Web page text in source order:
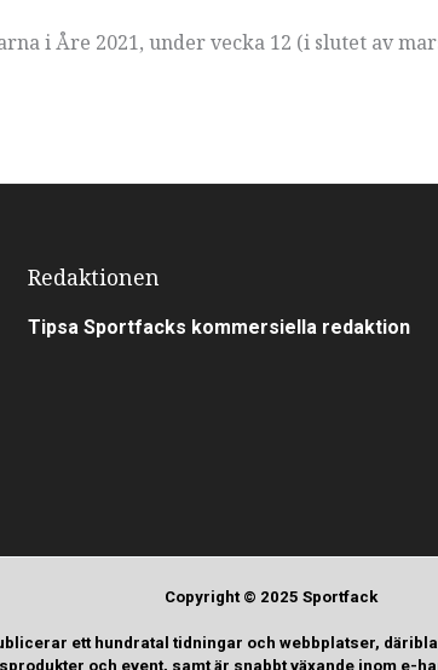
i Åre 2021, under vecka 12 (i slutet av
Redaktionen
Tipsa Sportfacks kommersiella redaktion
Copyright © 2025 Sportfack
ett hundratal tidningar och webbplatser,
och event, samt är snabbt växande inom e-